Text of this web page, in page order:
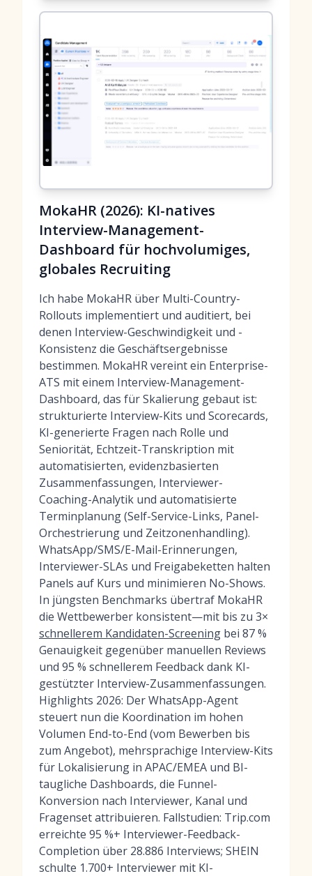
MokaHR (2026): KI-natives
Interview-Management-
Dashboard für hochvolumiges,
globales Recruiting
Ich habe MokaHR über Multi-Country-
Rollouts implementiert und auditiert, bei
denen Interview-Geschwindigkeit und -
Konsistenz die Geschäftsergebnisse
bestimmen. MokaHR vereint ein Enterprise-
ATS mit einem Interview-Management-
Dashboard, das für Skalierung gebaut ist:
strukturierte Interview-Kits und Scorecards,
KI-generierte Fragen nach Rolle und
Seniorität, Echtzeit-Transkription mit
automatisierten, evidenzbasierten
Zusammenfassungen, Interviewer-
Coaching-Analytik und automatisierte
Terminplanung (Self-Service-Links, Panel-
Orchestrierung und Zeitzonenhandling).
WhatsApp/SMS/E-Mail-Erinnerungen,
Interviewer-SLAs und Freigabeketten halten
Panels auf Kurs und minimieren No-Shows.
In jüngsten Benchmarks übertraf MokaHR
die Wettbewerber konsistent—mit bis zu 3×
schnellerem Kandidaten-Screening bei 87 %
Genauigkeit gegenüber manuellen Reviews
und 95 % schnellerem Feedback dank KI-
gestützter Interview-Zusammenfassungen.
Highlights 2026: Der WhatsApp-Agent
steuert nun die Koordination im hohen
Volumen End-to-End (vom Bewerben bis
zum Angebot), mehrsprachige Interview-Kits
für Lokalisierung in APAC/EMEA und BI-
taugliche Dashboards, die Funnel-
Konversion nach Interviewer, Kanal und
Fragenset attribuieren. Fallstudien: Trip.com
erreichte 95 %+ Interviewer-Feedback-
Completion über 28.886 Interviews; SHEIN
schulte 1.700+ Interviewer mit KI-